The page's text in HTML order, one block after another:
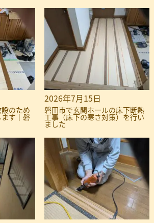
のため
す｜磐
2026年7月15日
磐田市で玄関ホールの床下断熱
工事（床下の寒さ対策）を行い
ました